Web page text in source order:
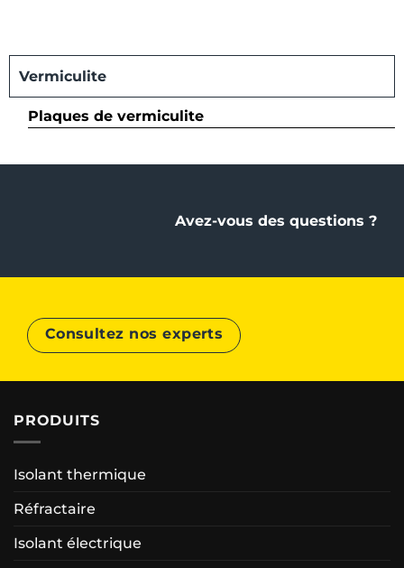
Vermiculite
Plaques de vermiculite
Avez-vous des questions ?
Consultez nos experts
PRODUITS
Isolant thermique
Réfractaire
Isolant électrique